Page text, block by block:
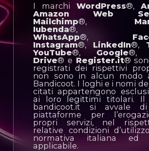
I marchi WordPress®,
Amazon Web
Mailchimp®,
Iubenda
WhatsApp®,
Instagram®, LinkedIn®,
YouTube®, Google®,
Drive® e Register.it®
registrati dei rispettivi
non sono in alcun modo
Bandicoot. I loghi e i nomi
citati appartengono
ai loro legittimi titolari. Il
bandicoot.it si avvale
piattaforme per
propri servizi, nel
relative condizioni
normativa italiana ed
applicabile.